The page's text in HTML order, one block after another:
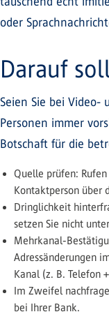
oder
Darauf
Seien Sie bei Video-
Personen immer
Botschaft für die
Quelle prüfen:
Kontaktperson über
Dringlichkeit
setzen Sie nicht
Mehrkanal-
Adressänderungen
Kanal (z. B. Telefon
Im Zweifel
bei Ihrer Bank.